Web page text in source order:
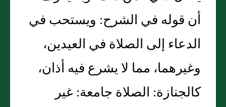
أن قوله في الشرح: ويستحب في
الدعاء إلى الصلاة في العيدين،
وغيرهما، مما لا يشرع فيه أذان،
كالجنازة: الصلاة جامعة: غير